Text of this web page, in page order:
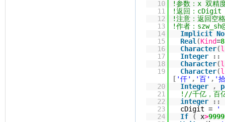
10
!参数：x 双精
11
!返回：cDigit
12
!注意：返回空
13
!作者：
14
Implicit
15
Real (Kind=8
16
Character(
17
Integer ::
18
Character(
19
Character(
[ '仟' , '百' , '
20
Integer ,
21
!//千亿，百
22
integer ::
23
cDigit =
'
24
If ( x>